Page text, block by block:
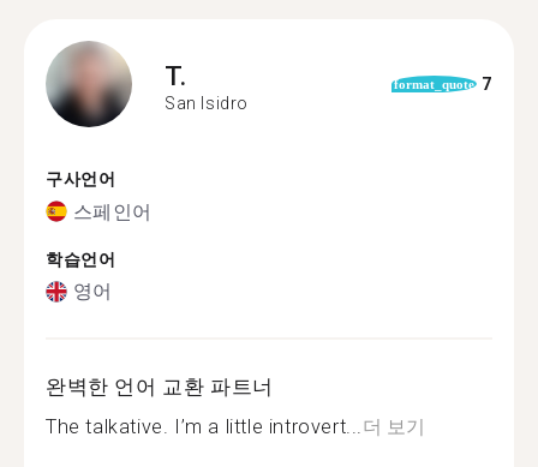
T.
San Isidro
format_quote 7
구사언어
스페인어
학습언어
영어
완벽한 언어 교환 파트너
The talkative. I’m a little introvert...더 보기